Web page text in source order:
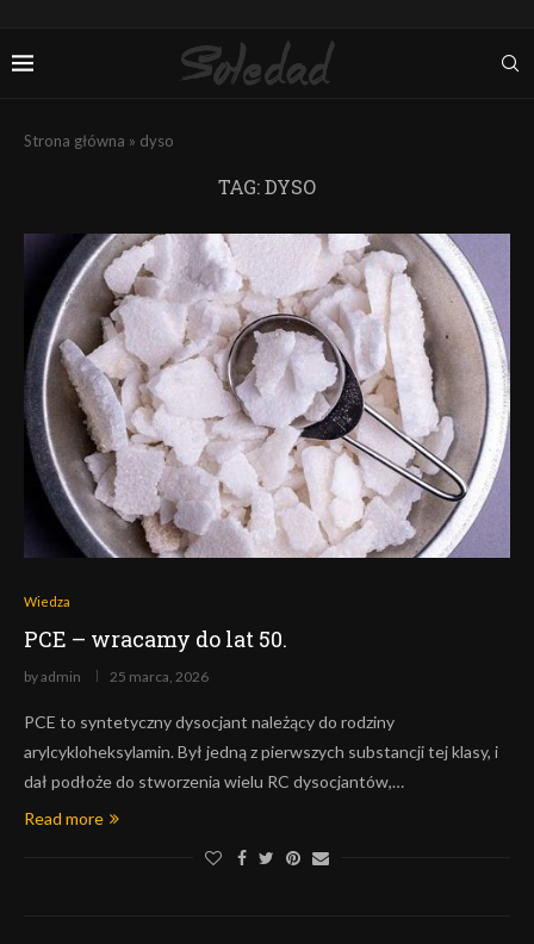
Strona główna » dyso
TAG:DYSO
Wiedza
PCE – wracamy do lat 50.
byadmin 25 marca, 2026
PCE to syntetyczny dysocjant należący do rodziny
arylcykloheksylamin. Był jedną z pierwszych substancji tej klasy, i
dał podłoże do stworzenia wielu RC dysocjantów,…
Read more